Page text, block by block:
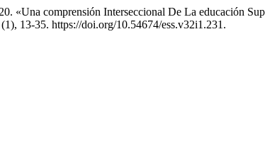
«Una comprensión Interseccional De La educación
13-35. https://doi.org/10.54674/ess.v32i1.231.